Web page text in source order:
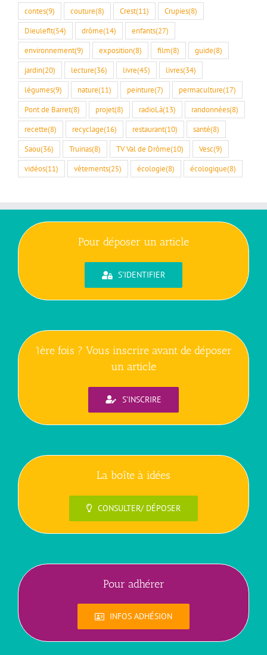
contes(9) couture(8) Crest(11) Crupies(8)
Dieulefit(54) drôme(14) enfants(27)
environnement(9) exposition(8) film(8) guide(8)
jardin(20) lecture(36) livre(45) livres(34)
légumes(9) nature(11) peinture(7) permaculture(17)
Pont de Barret(8) projet(8) radioLà(13) randonnées(8)
recette(8) recyclage(16) restaurant(10) santé(8)
Saou(36) Truinas(8) TV Val de Drôme(10) Vesc(9)
vidéos(11) vêtements(25) écologie(8) écologique(8)
Pour déposer un article
S'IDENTIFIER
1ère fois ? Vous inscrire avant de déposer
un article
S'INSCRIRE
La boîte à idées
CONSULTER/ DÉPOSER
Pour adhérer
INFOS ADHÉSION